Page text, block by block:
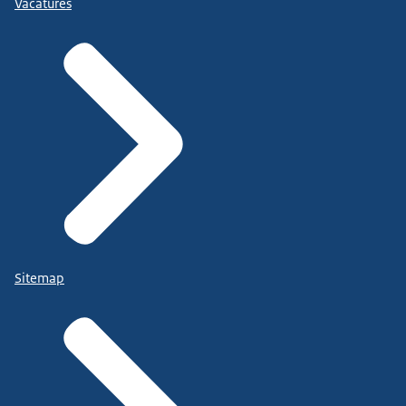
Vacatures
Sitemap